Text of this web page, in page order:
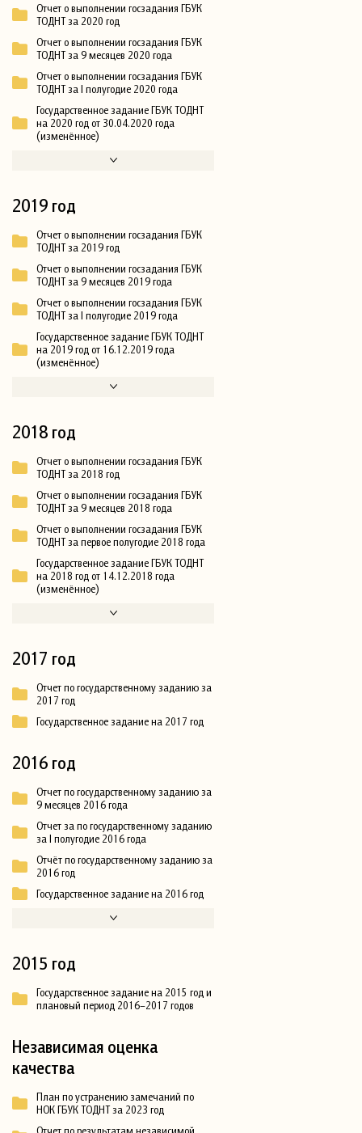
Отчет о выполнении госзадания ГБУК
ТОДНТ за 2020 год
Отчет о выполнении госзадания ГБУК
ТОДНТ за 9 месяцев 2020 года
Отчет о выполнении госзадания ГБУК
ТОДНТ за I полугодие 2020 года
Государственное задание ГБУК ТОДНТ
на 2020 год от 30.04.2020 года
(изменённое)
2019 год
Отчет о выполнении госзадания ГБУК
ТОДНТ за 2019 год
Отчет о выполнении госзадания ГБУК
ТОДНТ за 9 месяцев 2019 года
Отчет о выполнении госзадания ГБУК
ТОДНТ за I полугодие 2019 года
Государственное задание ГБУК ТОДНТ
на 2019 год от 16.12.2019 года
(изменённое)
2018 год
Отчет о выполнении госзадания ГБУК
ТОДНТ за 2018 год
Отчет о выполнении госзадания ГБУК
ТОДНТ за 9 месяцев 2018 года
Отчет о выполнении госзадания ГБУК
ТОДНТ за первое полугодие 2018 года
Государственное задание ГБУК ТОДНТ
на 2018 год от 14.12.2018 года
(изменённое)
2017 год
Отчет по государственному заданию за
2017 год
Государственное задание на 2017 год
2016 год
Отчет по государственному заданию за
9 месяцев 2016 года
Отчет за по государственному заданию
за I полугодие 2016 года
Отчёт по государственному заданию за
2016 год
Государственное задание на 2016 год
2015 год
Государственное задание на 2015 год и
плановый период 2016–2017 годов
Независимая оценка
качества
План по устранению замечаний по
НОК ГБУК ТОДНТ за 2023 год